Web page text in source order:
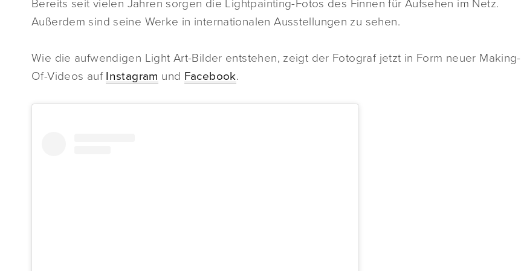
Bereits seit vielen Jahren sorgen die Lightpainting-Fotos des Finnen für Aufsehen im Netz.
Außerdem sind seine Werke in internationalen Ausstellungen zu sehen.
Wie die aufwendigen Light Art-Bilder entstehen, zeigt der Fotograf jetzt in Form neuer Making-
Of-Videos auf Instagram und Facebook.